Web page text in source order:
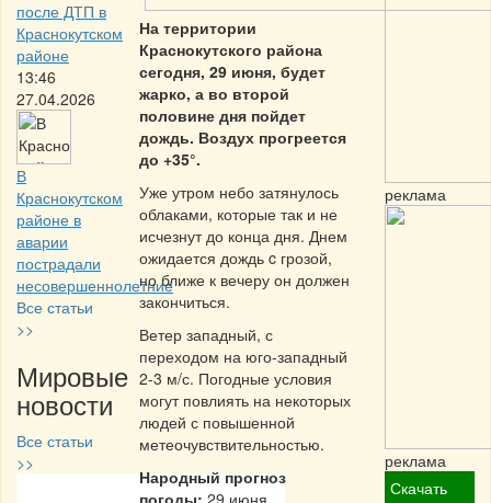
после ДТП в
Краснокутском
районе
13:46
27.04.2026
В
Краснокутском
районе в
аварии
пострадали
несовершеннолетние
Все статьи
>>
Мировые
новости
Все статьи
>>
На территории
Краснокутского района
сегодня, 29 июня, будет
жарко, а во второй
половине дня пойдет
дождь. Воздух прогреется
до +35°.
Уже утром небо затянулось
облаками, которые так и не
исчезнут до конца дня. Днем
ожидается дождь c грозой,
но ближе к вечеру он должен
закончиться.
Ветер западный, с
переходом на юго-западный
2-3 м/с. Погодные условия
могут повлиять на некоторых
людей с повышенной
метеочувствительностью.
Народный прогноз
реклама
реклама
Скачать